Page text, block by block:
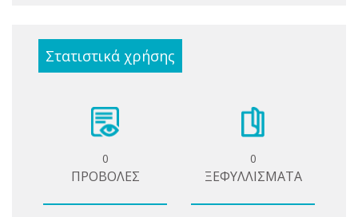
Στατιστικά χρήσης
0
ΠΡΟΒΟΛΕΣ
0
ΞΕΦΥΛΛΙΣΜΑΤΑ